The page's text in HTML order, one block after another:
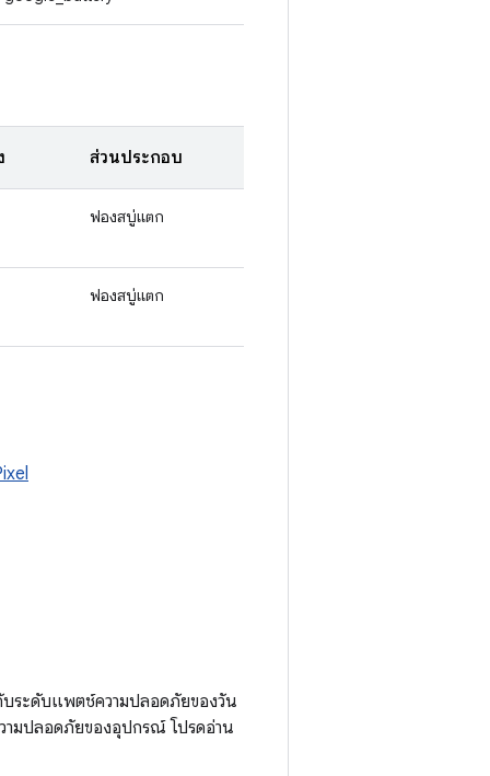
ส่วนประกอบ
ฟองสบู่แตก
ฟองสบู่แตก
ระดับแพตช์ความปลอดภัยของวัน
มปลอดภัยของอุปกรณ์ โปรดอ่าน